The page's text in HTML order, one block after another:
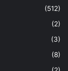
(512)
(2)
(3)
(8)